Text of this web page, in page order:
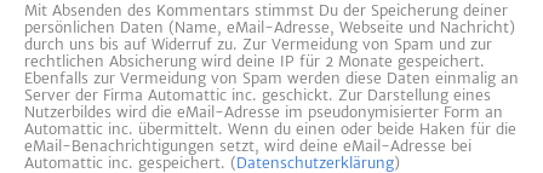
Mit Absenden des Kommentars stimmst Du der Speicherung deiner
persönlichen Daten (Name, eMail-Adresse, Webseite und Nachricht)
durch uns bis auf Widerruf zu. Zur Vermeidung von Spam und zur
rechtlichen Absicherung wird deine IP für 2 Monate gespeichert.
Ebenfalls zur Vermeidung von Spam werden diese Daten einmalig an
Server der Firma Automattic inc. geschickt. Zur Darstellung eines
Nutzerbildes wird die eMail-Adresse im pseudonymisierter Form an
Automattic inc. übermittelt. Wenn du einen oder beide Haken für die
eMail-Benachrichtigungen setzt, wird deine eMail-Adresse bei
Automattic inc. gespeichert. (Datenschutzerklärung)